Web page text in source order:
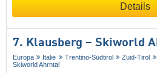
Details
7. Klausberg – Skiworld
Europa Italië Trentino-Südtirol Zuid-Tirol
Skiworld Ahrntal